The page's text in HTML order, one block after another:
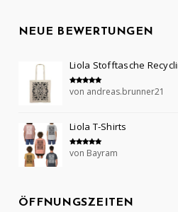
NEUE BEWERTUNGEN
Liola Stofftasche
Bewertet mit
von andreas.brunner21
Liola T-Shirts
Bewertet mit
von Bayram
ÖFFNUNGSZEITEN